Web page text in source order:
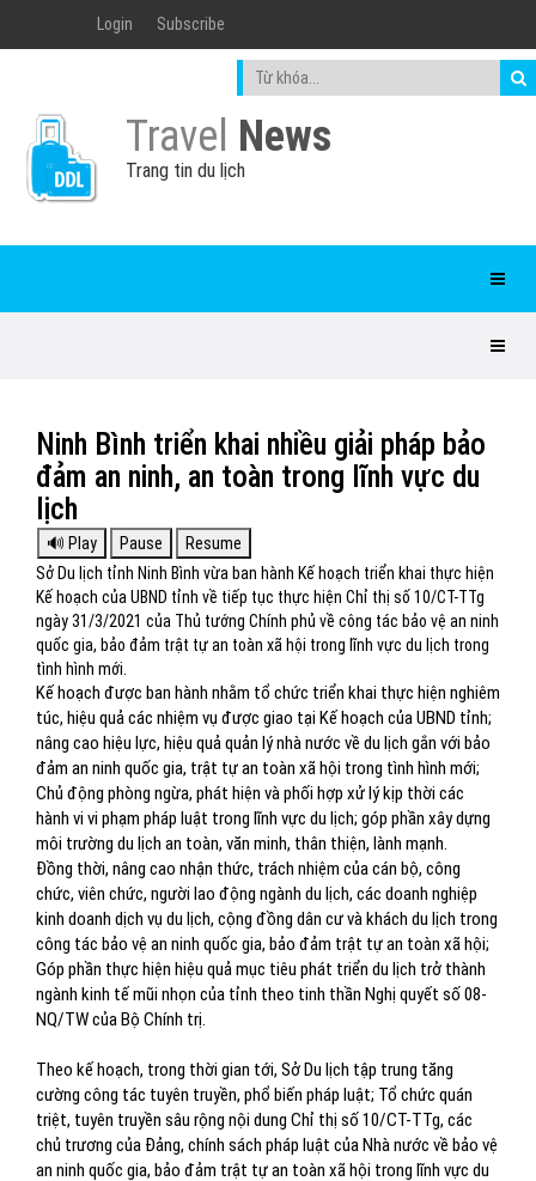
Login Subscribe
Travel News
Trang tin du lịch
Ninh Bình triển khai nhiều giải pháp bảo
đảm an ninh, an toàn trong lĩnh vực du
lịch
Sở Du lịch tỉnh Ninh Bình vừa ban hành Kế hoạch triển khai thực hiện
Kế hoạch của UBND tỉnh về tiếp tục thực hiện Chỉ thị số 10/CT-TTg
ngày 31/3/2021 của Thủ tướng Chính phủ về công tác bảo vệ an ninh
quốc gia, bảo đảm trật tự an toàn xã hội trong lĩnh vực du lịch trong
tình hình mới.
Kế hoạch được ban hành nhằm tổ chức triển khai thực hiện nghiêm
túc, hiệu quả các nhiệm vụ được giao tại Kế hoạch của UBND tỉnh;
nâng cao hiệu lực, hiệu quả quản lý nhà nước về du lịch gắn với bảo
đảm an ninh quốc gia, trật tự an toàn xã hội trong tình hình mới;
Chủ động phòng ngừa, phát hiện và phối hợp xử lý kịp thời các
hành vi vi phạm pháp luật trong lĩnh vực du lịch; góp phần xây dựng
môi trường du lịch an toàn, văn minh, thân thiện, lành mạnh.
Đồng thời, nâng cao nhận thức, trách nhiệm của cán bộ, công
chức, viên chức, người lao động ngành du lịch, các doanh nghiệp
kinh doanh dịch vụ du lịch, cộng đồng dân cư và khách du lịch trong
công tác bảo vệ an ninh quốc gia, bảo đảm trật tự an toàn xã hội;
Góp phần thực hiện hiệu quả mục tiêu phát triển du lịch trở thành
ngành kinh tế mũi nhọn của tỉnh theo tinh thần Nghị quyết số 08-
NQ/TW của Bộ Chính trị.
Theo kế hoạch, trong thời gian tới, Sở Du lịch tập trung tăng
cường công tác tuyên truyền, phổ biến pháp luật; Tổ chức quán
triệt, tuyên truyền sâu rộng nội dung Chỉ thị số 10/CT-TTg, các
chủ trương của Đảng, chính sách pháp luật của Nhà nước về bảo vệ
an ninh quốc gia, bảo đảm trật tự an toàn xã hội trong lĩnh vực du